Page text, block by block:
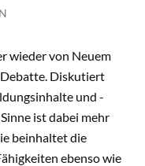
wieder von Neuem
Diskutiert
und -
ist dabei mehr
beinhaltet die
ebenso wie